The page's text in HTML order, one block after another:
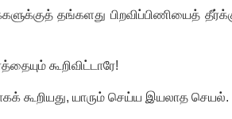
தங்களது பிறவிப்பிணியைத்
கூறிவிட்டாரே!
கூறியது, யாரும் செய்ய இயலாத செயல்.